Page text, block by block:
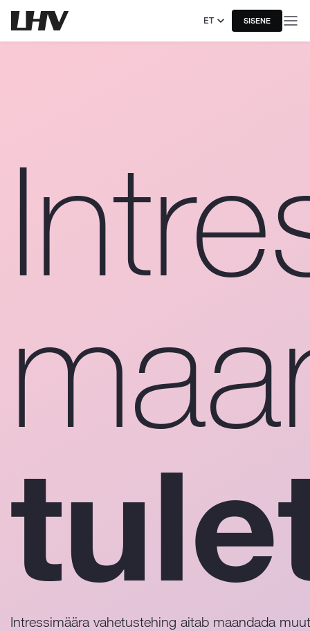
ET SISENE
Intressimäära vahetustehing aitab maandada